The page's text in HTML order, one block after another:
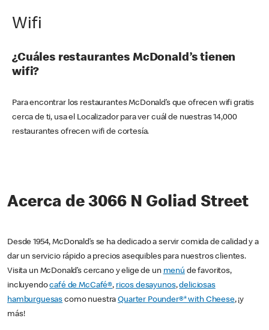
Wifi
¿Cuáles restaurantes McDonald’s tienen
wifi?
Para encontrar los restaurantes McDonald’s que ofrecen wifi gratis
cerca de ti, usa el Localizador para ver cuál de nuestras 14,000
restaurantes ofrecen wifi de cortesía.
Acerca de 3066 N Goliad Street
Desde 1954, McDonald’s se ha dedicado a servir comida de calidad y a
dar un servicio rápido a precios asequibles para nuestros clientes.
Visita un McDonald’s cercano y elige de un menú de favoritos,
incluyendocafé de McCafé®, ricos desayunos,deliciosas
hamburguesas como nuestraQuarter Pounder®* with Cheese, ¡y
más!